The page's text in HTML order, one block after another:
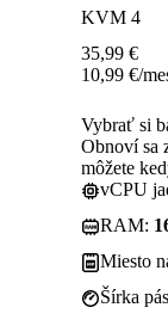
KVM 4
35,99 €
10,99 €/
Vybrať si
Obnoví sa
môžete
vCPU
RAM:
Miesto
Šírka